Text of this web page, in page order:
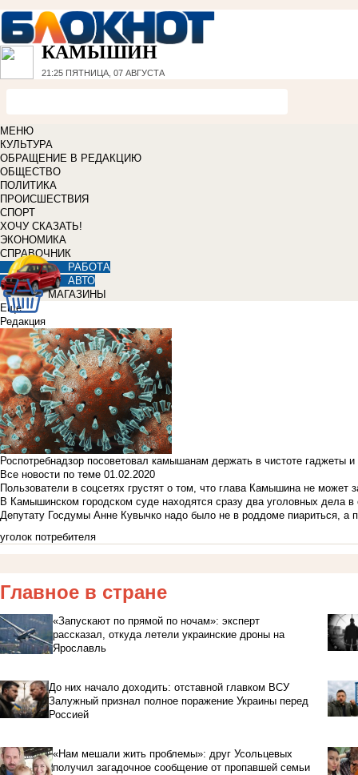
КАМЫШИН
21:25 ПЯТНИЦА, 07 АВГУСТА
МЕНЮ
КУЛЬТУРА
ОБРАЩЕНИЕ В РЕДАКЦИЮ
ОБЩЕСТВО
ПОЛИТИКА
ПРОИСШЕСТВИЯ
СПОРТ
ХОЧУ СКАЗАТЬ!
ЭКОНОМИКА
СПРАВОЧНИК
РАБОТА
АВТО
МАГАЗИНЫ
Еще
Редакция
Роспотребнадзор посоветовал камышанам держать в чистоте гаджеты
Все новости по теме 01.02.2020
Пользователи в соцсетях грустят о том, что глава Камышина не может
В Камышинском городском суде находятся сразу два уголовных дела
Депутату Госдумы Анне Кувычко надо было не в роддоме пиариться, а
уголок потребителя
Главное в стране
«Запускают по прямой по ночам»: эксперт
рассказал, откуда летели украинские дроны на
Ярославль
До них начало доходить: отставной главком ВСУ
Залужный признал полное поражение Украины перед
Россией
«Нам мешали жить проблемы»: друг Усольцевых
получил загадочное сообщение от пропавшей семьи